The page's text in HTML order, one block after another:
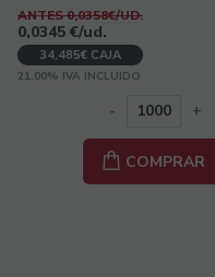
ANTES 0,0358€/UD.
0,0345 €/ud.
34,485€ CAJA
21.00% IVA INCLUIDO
- +
COMPRAR